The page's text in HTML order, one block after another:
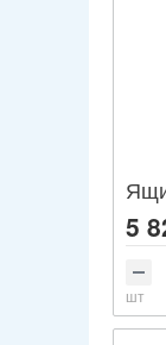
5
шт